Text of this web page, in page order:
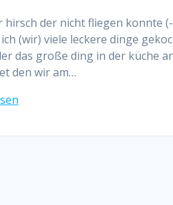
hirsch der nicht fliegen konnte
(wir) viele leckere dinge
das große ding in der küche
den wir am…